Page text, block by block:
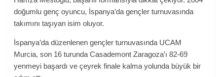
doğumlu genç oyuncu, İspanya’da gençler turnuvasında
takımını taşıyan isim oluyor.
İspanya’da düzenlenen gençler turnuvasında UCAM
Murcia, son 16 turunda Casademont Zaragoza’ı 82-69
yenmeyi başardı ve çeyrek finale kalma yolunda büyük bir